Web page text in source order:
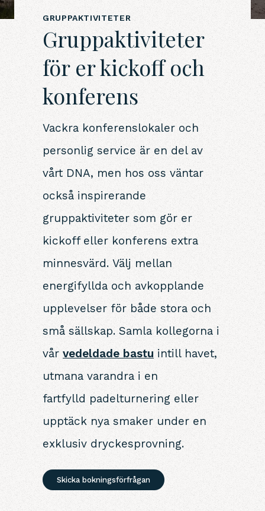
GRUPPAKTIVITETER
Gruppaktiviteter
för er kickoff och
konferens
Vackra konferenslokaler och
personlig service är en del av
vårt DNA, men hos oss väntar
också inspirerande
gruppaktiviteter som gör er
kickoff eller konferens extra
minnesvärd. Välj mellan
energifyllda och avkopplande
upplevelser för både stora och
små sällskap. Samla kollegorna i
vår vedeldade bastu intill havet,
utmana varandra i en
fartfylld padelturnering eller
upptäck nya smaker under en
exklusiv dryckesprovning.
Skicka bokningsförfrågan